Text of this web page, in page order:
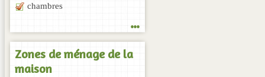
chambres
...
Zones de ménage de la
maison